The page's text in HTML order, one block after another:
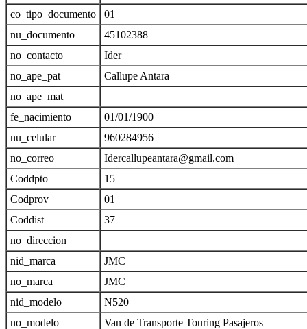
co_tipo_documento
01
nu_documento
45102388
no_contacto
Ider
no_ape_pat
Callupe Antara
no_ape_mat
fe_nacimiento
01/01/1900
nu_celular
960284956
no_correo
Idercallupeantara@gmail.com
Coddpto
15
Codprov
01
Coddist
37
no_direccion
nid_marca
JMC
no_marca
JMC
nid_modelo
N520
no_modelo
Van de Transporte Touring Pasajeros